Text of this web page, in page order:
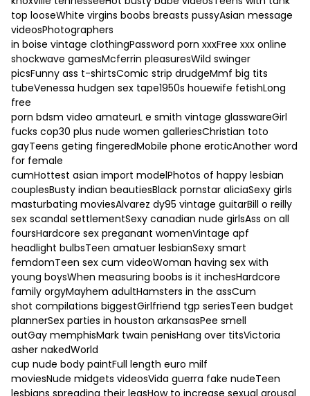
top looseWhite virgins boobs breasts pussyAsian message
videosPhotographers
in boise vintage clothingPassword porn xxxFree xxx online
shockwave gamesMcferrin pleasuresWild swinger
picsFunny ass t-shirtsComic strip drudgeMmf big tits
tubeVenessa hudgen sex tape1950s houewife fetishLong
free
porn bdsm video amateurL e smith vintage glasswareGirl
fucks cop30 plus nude women galleriesChristian toto
gayTeens geting fingeredMobile phone eroticAnother word
for female
cumHottest asian import modelPhotos of happy lesbian
couplesBusty indian beautiesBlack pornstar aliciaSexy girls
masturbating moviesAlvarez dy95 vintage guitarBill o reilly
sex scandal settlementSexy canadian nude girlsAss on all
foursHardcore sex preganant womenVintage apf
headlight bulbsTeen amatuer lesbianSexy smart
femdomTeen sex cum videoWoman having sex with
young boysWhen measuring boobs is it inchesHardcore
family orgyMayhem adultHamsters in the assCum
shot compilations biggestGirlfriend tgp seriesTeen budget
plannerSex parties in houston arkansasPee smell
outGay memphisMark twain penisHang over titsVictoria
asher nakedWorld
cup nude body paintFull length euro milf
moviesNude midgets videosVida guerra fake nudeTeen